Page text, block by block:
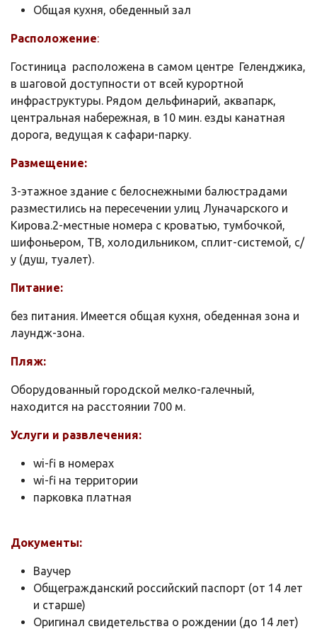
Общая кухня, обеденный зал
Расположение:
Гостиница расположена в самом центре Геленджика,
в шаговой доступности от всей курортной
инфраструктуры. Рядом дельфинарий, аквапарк,
центральная набережная, в 10 мин. езды канатная
дорога, ведущая к сафари-парку.
Размещение:
3-этажное здание с белоснежными балюстрадами
разместились на пересечении улиц Луначарского и
Кирова.2-местные номера с кроватью, тумбочкой,
шифоньером, ТВ, холодильником, сплит-системой, с/
у (душ, туалет).
Питание:
без питания. Имеется общая кухня, обеденная зона и
лаундж-зона.
Пляж:
Оборудованный городской мелко-галечный,
находится на расстоянии 700 м.
Услуги и развлечения:
wi-fi в номерах
wi-fi на территории
парковка платная
Документы:
Ваучер
Общегражданский российский паспорт (от 14 лет
и старше)
Оригинал свидетельства о рождении (до 14 лет)